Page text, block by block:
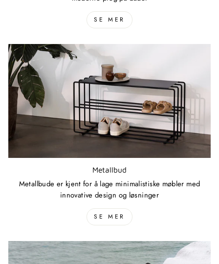
SE MER
Metallbud
Metallbude er kjent for å lage minimalistiske møbler med
innovative design og løsninger
SE MER